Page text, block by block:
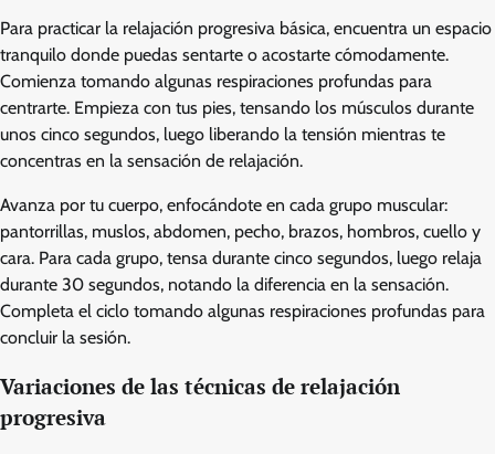
Para practicar la relajación progresiva básica, encuentra un espacio
tranquilo donde puedas sentarte o acostarte cómodamente.
Comienza tomando algunas respiraciones profundas para
centrarte. Empieza con tus pies, tensando los músculos durante
unos cinco segundos, luego liberando la tensión mientras te
concentras en la sensación de relajación.
Avanza por tu cuerpo, enfocándote en cada grupo muscular:
pantorrillas, muslos, abdomen, pecho, brazos, hombros, cuello y
cara. Para cada grupo, tensa durante cinco segundos, luego relaja
durante 30 segundos, notando la diferencia en la sensación.
Completa el ciclo tomando algunas respiraciones profundas para
concluir la sesión.
Variaciones de las técnicas de relajación
progresiva